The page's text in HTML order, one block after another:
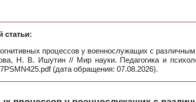
статьи:
процессов у военнослужащих с
Н. В. Ишутин // Мир науки. Педагогика и
(дата обращения: 07.08.2026).